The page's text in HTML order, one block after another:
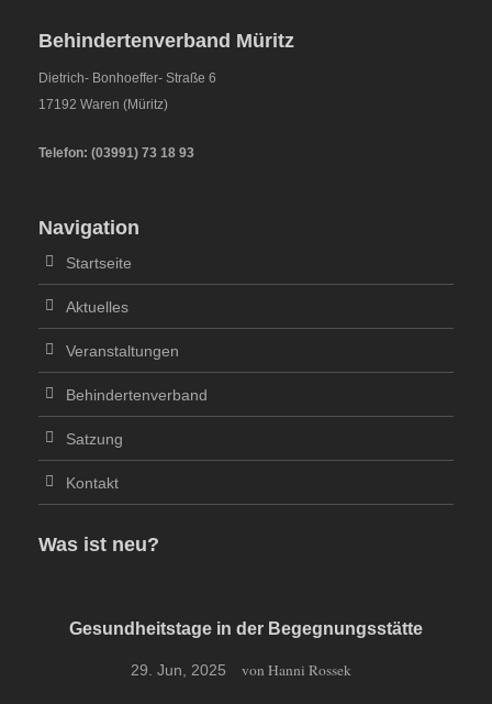
Behindertenverband Müritz
Dietrich- Bonhoeffer- Straße 6
17192 Waren (Müritz)
Telefon: (03991) 73 18 93
Navigation
Startseite
Aktuelles
Veranstaltungen
Behindertenverband
Satzung
Kontakt
Was ist neu?
Gesundheitstage in der Begegnungsstätte
29. Jun, 2025 von Hanni Rossek